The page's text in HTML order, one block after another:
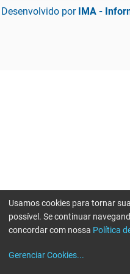
Desenvolvido por IMA -
Usamos cookies para tornar
possível. Se continuar
concordar com nossa Política
Gerenciar Cookies...
Erro ao enviar informações,